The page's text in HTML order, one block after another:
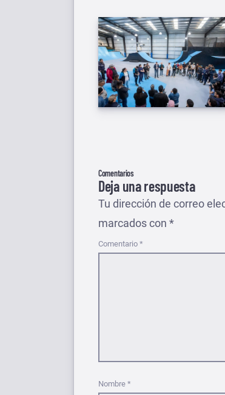
Comentarios
Deja una respuesta
Tu dirección de correo
marcados con *
Comentario *
Nombre *